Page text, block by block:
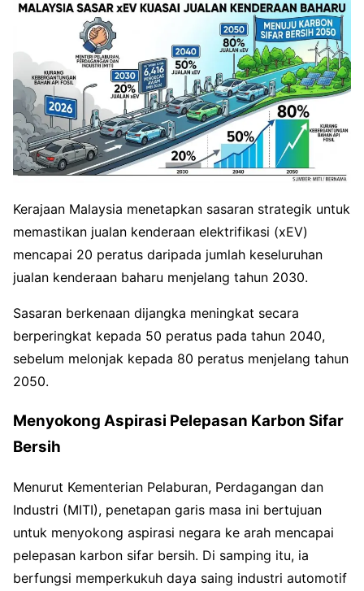
Kerajaan Malaysia menetapkan sasaran strategik untuk
memastikan jualan kenderaan elektrifikasi (xEV)
mencapai 20 peratus daripada jumlah keseluruhan
jualan kenderaan baharu menjelang tahun 2030.
Sasaran berkenaan dijangka meningkat secara
berperingkat kepada 50 peratus pada tahun 2040,
sebelum melonjak kepada 80 peratus menjelang tahun
2050.
Menyokong Aspirasi Pelepasan Karbon Sifar
Bersih
Menurut Kementerian Pelaburan, Perdagangan dan
Industri (MITI), penetapan garis masa ini bertujuan
untuk menyokong aspirasi negara ke arah mencapai
pelepasan karbon sifar bersih. Di samping itu, ia
berfungsi memperkukuh daya saing industri automotif